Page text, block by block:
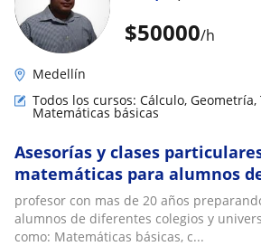
$50000/h
Medellín
Todos los cursos: Cálculo,
Matemáticas básicas
Asesorías y clases
matemáticas para alumnos
Universidad
profesor con mas de 20 años
alumnos de diferentes colegios y
como: Matemáticas básicas, c...